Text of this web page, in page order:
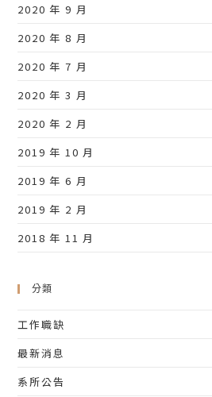
2020 年 9 月
2020 年 8 月
2020 年 7 月
2020 年 3 月
2020 年 2 月
2019 年 10 月
2019 年 6 月
2019 年 2 月
2018 年 11 月
分類
工作職缺
最新消息
系所公告